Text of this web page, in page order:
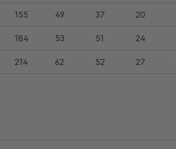
155 49 37 20
184 53 51 24
214 62 52 27